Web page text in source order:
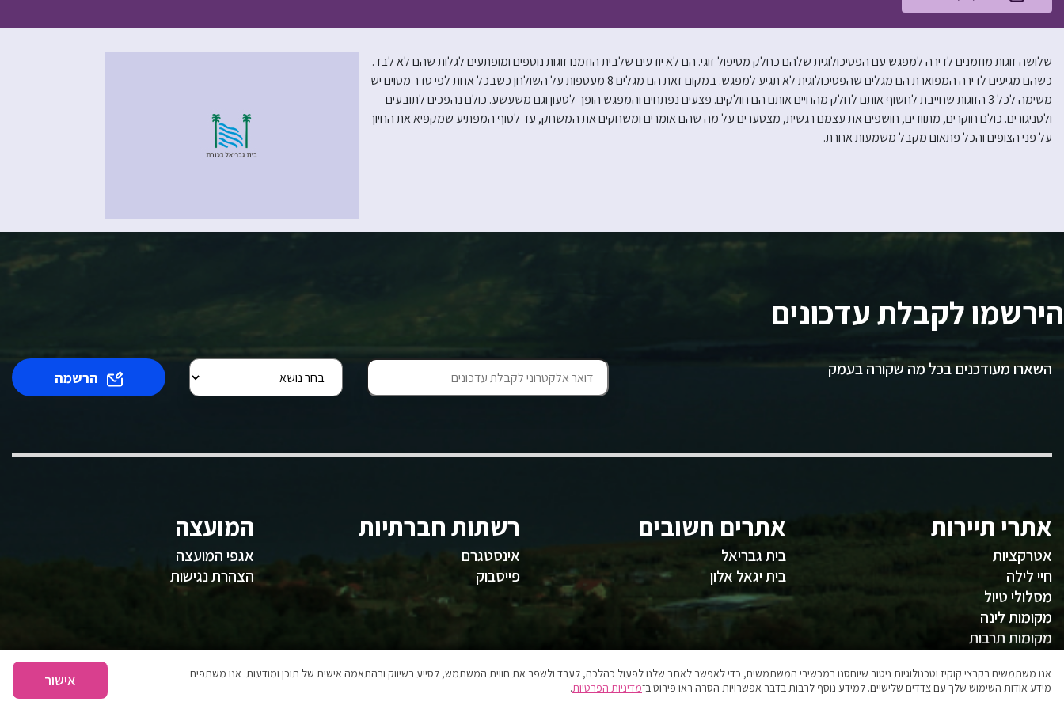
שלושה זוגות מוזמנים לדירה למפגש עם הפסיכולוגית שלהם כחלק מטיפול זוגי. הם לא יודעים שלבית הוזמנו זוגות נוספים ומופתעים לגלות שהם לא לבד.
כשהם מגיעים לדירה המפוארת הם מגלים שהפסיכולוגית לא תגיע למפגש. במקום זאת הם מגלים 8 מעטפות על השולחן כשבכל אחת לפי סדר מסוים יש
משימה לכל 3 הזוגות שחייבת לחשוף אותם לחלק מהחיים אותם הם חולקים. פצעים נפתחים והמפגש הופך לטעון וגם משעשע. כולם נהפכים לתובעים
ולסניגורים. כולם חוקרים, מתוודים, חושפים את עצמם רגשית, מצטערים על מה שהם אומרים ומשחקים את המשחק, עד לסוף המפתיע שמקפיא את החיוך
על פני הצופים והכל פתאום מקבל משמעות אחרת.
הירשמו לקבלת עדכונים
השארו מעודכנים בכל מה שקורה בעמק הרשמה
אתרי תיירות
אטרקציות
חיי לילה
מסלולי טיול
מקומות לינה
מקומות תרבות
אתרים חשובים
בית גבריאל
בית יגאל אלון
רשתות חברתיות
אינסטגרם
פייסבוק
המועצה
אגפי המועצה
הצהרת נגישות
אנו משתמשים בקבצי קוקיז וטכנולוגיות ניטור שיוחסנו במכשירי המשתמשים, כדי לאפשר לאתר שלנו לפעול כהלכה, לעבד ולשפר את חווית המשתמש, לסייע בשיווק ובהתאמה אישית של תוכן ומודעות. אנו משתפים
מידע אודות השימוש שלך עם צדדים שלישיים. למידע נוסף לרבות בדבר אפשרויות הסרה ראו פירוט ב־מדיניות הפרטיות. אישור